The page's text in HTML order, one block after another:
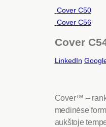
Cover C50
Cover C56
Cover
LinkedIn
Cover™ –
medinėse
aukštoje